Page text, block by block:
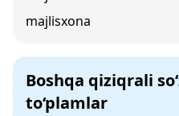
majlisxona
Boshqa qiziqrali
to‘plamlar